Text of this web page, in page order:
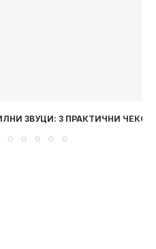
3 ПРАКТИЧНИ ЧЕКОРИ